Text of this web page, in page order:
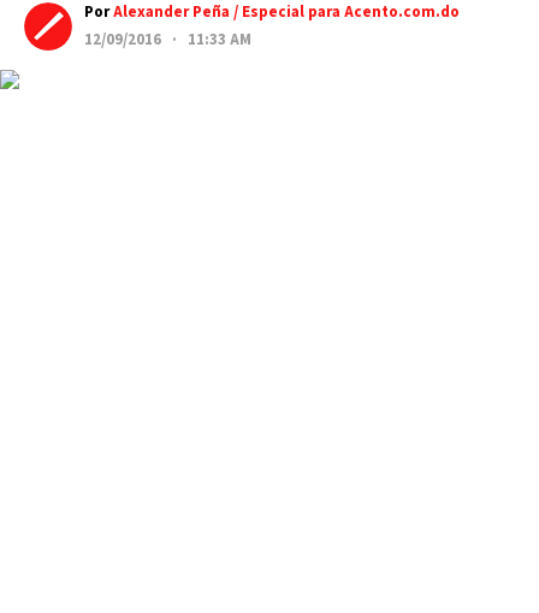
PorAlexander Peña / Especial para Acento.com.do
12/09/2016 · 11:33 AM